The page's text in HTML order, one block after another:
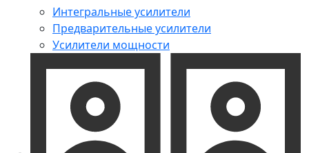
Интегральные усилители
Предварительные усилители
Усилители мощности